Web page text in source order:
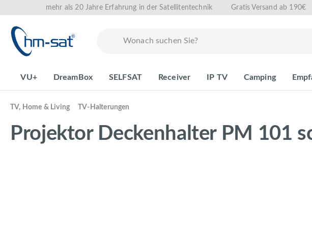
Zur Hauptnavigation springen
mehr als 20 Jahre Erfahrung in der Satellitentechnik Gratis Versand ab 190€
VU+ DreamBox SELFSAT Receiver IP TV Camping
TV, Home & Living TV-Halterungen
Projektor Deckenhalter PM 101